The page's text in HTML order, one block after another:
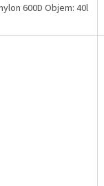
600D Objem: 40l